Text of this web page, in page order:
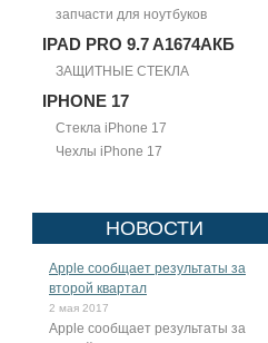
запчасти для ноутбуков
IPAD PRO 9.7 A1674АКБ
ЗАЩИТНЫЕ СТЕКЛА
IPHONE 17
Стекла iPhone 17
Чехлы iPhone 17
НОВОСТИ
Apple сообщает результаты за
второй квартал
2 мая 2017
Apple сообщает результаты за